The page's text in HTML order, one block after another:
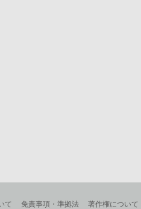
て 免責事項・準拠法 著作権について